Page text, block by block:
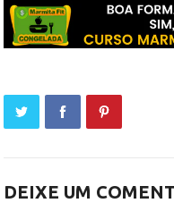
DEIXE UM